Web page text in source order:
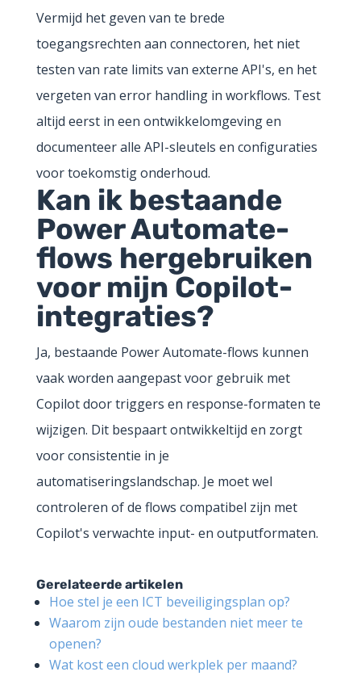
Vermijd het geven van te brede
toegangsrechten aan connectoren, het niet
testen van rate limits van externe API's, en het
vergeten van error handling in workflows. Test
altijd eerst in een ontwikkelomgeving en
documenteer alle API-sleutels en configuraties
voor toekomstig onderhoud.
Kan ik bestaande
Power Automate-
flows hergebruiken
voor mijn Copilot-
integraties?
Ja, bestaande Power Automate-flows kunnen
vaak worden aangepast voor gebruik met
Copilot door triggers en response-formaten te
wijzigen. Dit bespaart ontwikkeltijd en zorgt
voor consistentie in je
automatiseringslandschap. Je moet wel
controleren of de flows compatibel zijn met
Copilot's verwachte input- en outputformaten.
Gerelateerde artikelen
Hoe stel je een ICT beveiligingsplan op?
Waarom zijn oude bestanden niet meer te
openen?
Wat kost een cloud werkplek per maand?